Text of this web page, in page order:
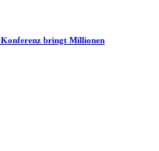
Konferenz bringt Millionen